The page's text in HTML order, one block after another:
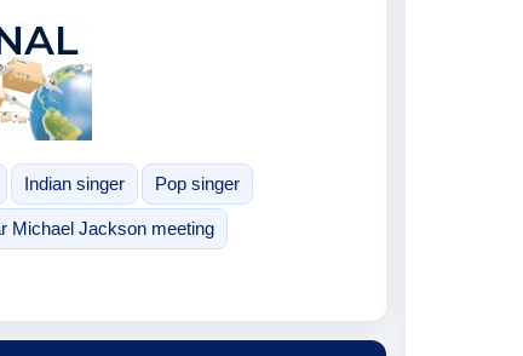
Indian singer Pop singer
Michael Jackson meeting